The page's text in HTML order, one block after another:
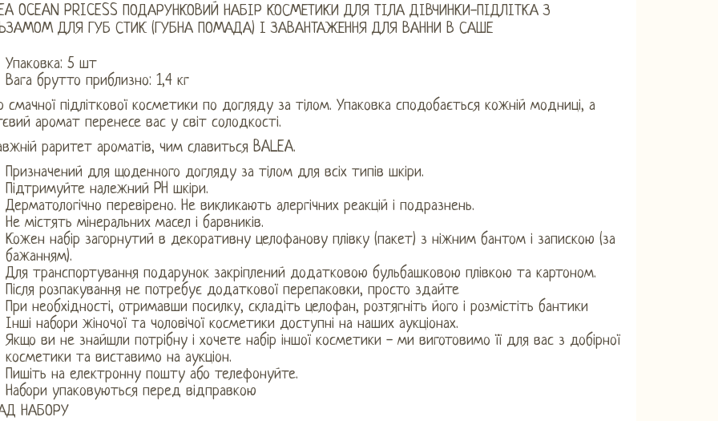
OCEAN PRICESS ПОДАРУНКОВИЙ НАБІР КОСМЕТИКИ ДЛЯ ТІЛА ДІВЧИНКИ-ПІДЛІТКА З
ДЛЯ ГУБ СТИК (ГУБНА ПОМАДА) І ЗАВАНТАЖЕННЯ ДЛЯ ВАННИ В САШЕ
Упаковка: 5 шт
Вага брутто приблизно: 1,4 кг
смачної підліткової косметики по догляду за тілом. Упаковка сподобається кожній модниці, а
аромат перенесе вас у світ солодкості.
раритет ароматів, чим славиться BALEA.
Призначений для щоденного догляду за тілом для всіх типів шкіри.
Підтримуйте належний PH шкіри.
Дерматологічно перевірено. Не викликають алергічних реакцій і подразнень.
Не містять мінеральних масел і барвників.
Кожен набір загорнутий в декоративну целофанову плівку (пакет) з ніжним бантом і запискою (за
бажанням).
Для транспортування подарунок закріплений додатковою бульбашковою плівкою та картоном.
Після розпакування не потребує додаткової перепаковки, просто здайте
При необхідності, отримавши посилку, складіть целофан, розтягніть його і розмістіть бантики
Інші набори жіночої та чоловічої косметики доступні на наших аукціонах.
Якщо ви не знайшли потрібну і хочете набір іншої косметики - ми виготовимо її для вас з добірної
косметики та виставимо на аукціон.
Пишіть на електронну пошту або телефонуйте.
Набори упаковуються перед відправкою
НАБОРУ